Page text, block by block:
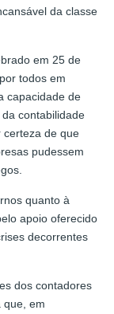
da classe
em 25 de
todos em
capacidade de
contabilidade
certeza de que
pudessem
quanto à
apoio oferecido
decorrentes
dos contadores
que, em